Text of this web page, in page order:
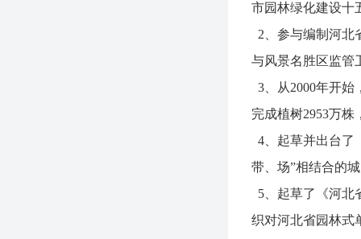
市园林绿化建设十
2、参与编制河北
与风景名胜区监管
3、从2000年开
完成植树2953万
4、起草并出台了
带、场”相结合的
5、起草了《河北
织对河北省园林式